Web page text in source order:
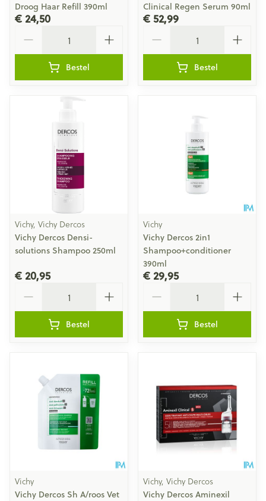
Droog Haar Refill 390ml
€ 24,50
Bestel
Clinical Regen Serum 90ml
€ 52,99
Bestel
Vichy, Vichy Dercos
Vichy Dercos Densi-
solutions Shampoo 250ml
€ 20,95
Bestel
Vichy
Vichy Dercos 2in1
Shampoo+conditioner
390ml
€ 29,95
Bestel
Vichy
Vichy Dercos Sh A/roos Vet
Vichy, Vichy Dercos
Vichy Dercos Aminexil